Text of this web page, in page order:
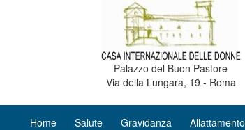
Palazzo del Buon Pastore
Via della Lungara, 19 - Roma
Home Salute Gravidanza Allattamento